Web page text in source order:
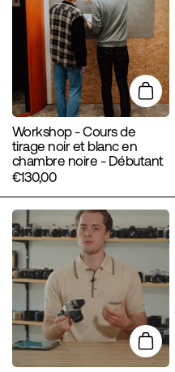
Workshop - Cours de
tirage noir et blanc en
chambre noire - Débutant
€130,00